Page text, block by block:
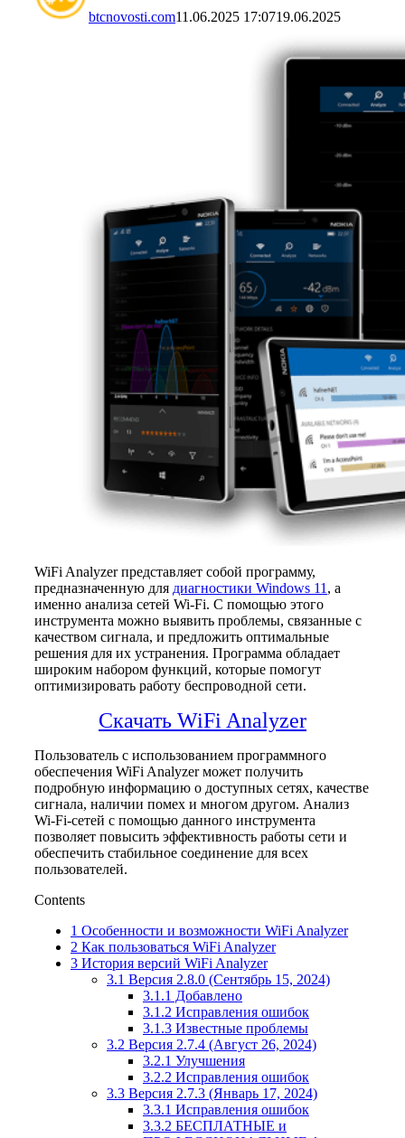
btcnovosti.com11.06.2025 17:0719.06.2025
WiFi Analyzer представляет собой программу,
предназначенную для диагностики Windows 11 , а
именно анализа сетей Wi-Fi. С помощью этого
инструмента можно выявить проблемы, связанные с
качеством сигнала, и предложить оптимальные
решения для их устранения. Программа обладает
широким набором функций, которые помогут
оптимизировать работу беспроводной сети.
Скачать WiFi Analyzer
Пользователь c использованием программного
обеспечения WiFi Analyzer может получить
подробную информацию о доступных сетях, качестве
сигнала, наличии помех и многом другом. Анализ
Wi-Fi-сетей с помощью данного инструмента
позволяет повысить эффективность работы сети и
обеспечить стабильное соединение для всех
пользователей.
Contents
1 Особенности и возможности WiFi Analyzer
2 Как пользоваться WiFi Analyzer
3 История версий WiFi Analyzer
3.1 Версия 2.8.0 (Сентябрь 15, 2024)
3.1.1 Добавлено
3.1.2 Исправления ошибок
3.1.3 Известные проблемы
3.2 Версия 2.7.4 (Август 26, 2024)
3.2.1 Улучшения
3.2.2 Исправления ошибок
3.3 Версия 2.7.3 (Январь 17, 2024)
3.3.1 Исправления ошибок
3.3.2 БЕСПЛАТНЫЕ и